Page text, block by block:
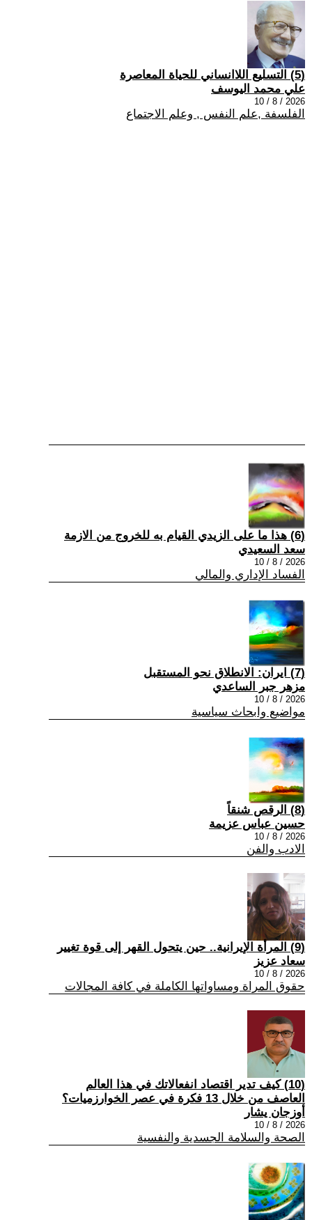
(5) التسليع اللاانساني للحياة المعاصرة
علي محمد اليوسف
2026 / 8 / 10
الفلسفة ,علم النفس , وعلم الاجتماع
(6) هذا ما على الزيدي القيام به للخروج من الازمة
سعد السعيدي
2026 / 8 / 10
الفساد الإداري والمالي
(7) ايران: الانطلاق نحو المستقبل
مزهر جبر الساعدي
2026 / 8 / 10
مواضيع وابحاث سياسية
(8) الرقص شنقاً
حسين عباس عزيمة
2026 / 8 / 10
الادب والفن
(9) المرأة الإيرانية.. حين يتحول القهر إلى قوة تغيير
سعاد عزيز
2026 / 8 / 10
حقوق المراة ومساواتها الكاملة في كافة المجالات
(10) كيف تدير اقتصاد انفعالاتك في هذا العالم
العاصف من خلال 13 فكرة في عصر الخوارزميات؟
أوزجان يشار
2026 / 8 / 10
الصحة والسلامة الجسدية والنفسية